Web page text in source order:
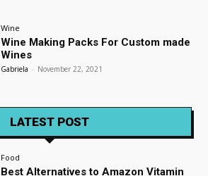
Wine
Wine Making Packs For Custom made
Wines
Gabriela - November 22, 2021
LATEST POST
Food
Best Alternatives to Amazon Vitamin